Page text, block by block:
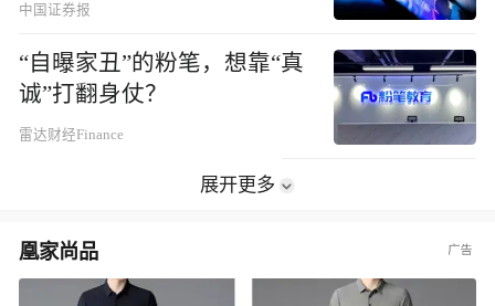
中国证券报
“自曝家丑”的粉笔，想靠“真
诚”打翻身仗？
雷达财经Finance
展开更多
凰家尚品